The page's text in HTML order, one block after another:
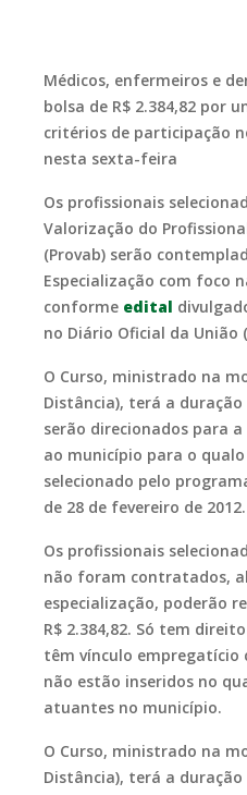
Médicos, enfermeiros e
bolsa de R$ 2.384,82 por
critérios de participação
nesta sexta-feira
Os profissionais
Valorização do
(Provab) serão
Especialização com foco
conforme edital
no Diário Oficial da União
O Curso, ministrado na
Distância), terá a
serão direcionados para
ao município para o
selecionado pelo
de 28 de fevereiro de 2012.
Os profissionais
não foram contratados,
especialização, poderão
R$ 2.384,82. Só tem
têm vínculo empregatício
não estão inseridos no
atuantes no município.
O Curso, ministrado na
Distância), terá a duração